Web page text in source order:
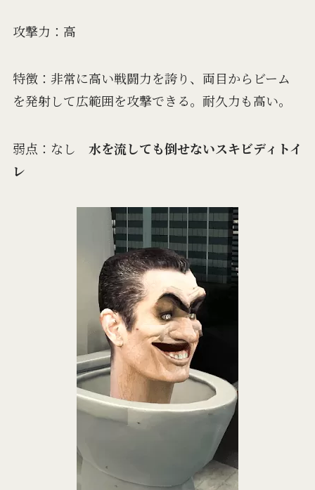
攻撃力：高
特徴：非常に高い戦闘力を誇り、両目からビーム
を発射して広範囲を攻撃できる。耐久力も高い。
弱点：なし 水を流しても倒せないスキビディトイ
レ